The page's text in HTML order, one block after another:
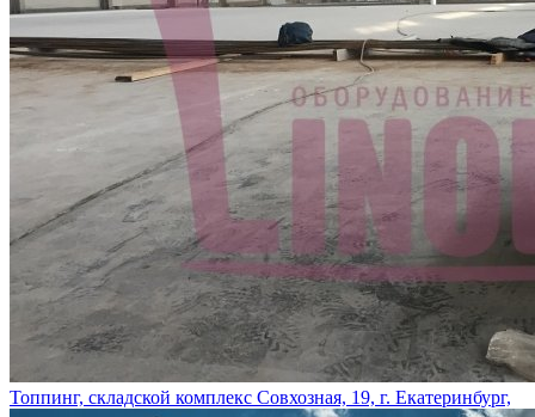
Топпинг, складской комплекс Совхозная, 19, г. Екатеринбург,